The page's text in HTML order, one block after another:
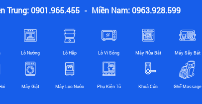
Trung: 0901.965.455 - Miền Nam: 0963.928.599
Lò Nướng Lò Hấp Lò Vi Sóng Máy Rửa Bát Máy Sấy Bát
Máy Giặt Máy Lọc Nước Phụ Kiện Tủ Khoá Cửa Ghế Massage